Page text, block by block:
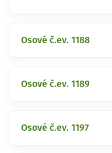
Osové č.ev. 1188
Osové č.ev. 1189
Osové č.ev. 1197